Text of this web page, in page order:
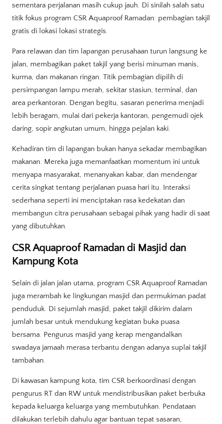
sementara perjalanan masih cukup jauh. Di sinilah salah satu
titik fokus program CSR Aquaproof Ramadan: pembagian takjil
gratis di lokasi lokasi strategis.
Para relawan dan tim lapangan perusahaan turun langsung ke
jalan, membagikan paket takjil yang berisi minuman manis,
kurma, dan makanan ringan. Titik pembagian dipilih di
persimpangan lampu merah, sekitar stasiun, terminal, dan
area perkantoran. Dengan begitu, sasaran penerima menjadi
lebih beragam, mulai dari pekerja kantoran, pengemudi ojek
daring, sopir angkutan umum, hingga pejalan kaki.
Kehadiran tim di lapangan bukan hanya sekadar membagikan
makanan. Mereka juga memanfaatkan momentum ini untuk
menyapa masyarakat, menanyakan kabar, dan mendengar
cerita singkat tentang perjalanan puasa hari itu. Interaksi
sederhana seperti ini menciptakan rasa kedekatan dan
membangun citra perusahaan sebagai pihak yang hadir di saat
yang dibutuhkan.
CSR Aquaproof Ramadan di Masjid dan
Kampung Kota
Selain di jalan jalan utama, program CSR Aquaproof Ramadan
juga merambah ke lingkungan masjid dan permukiman padat
penduduk. Di sejumlah masjid, paket takjil dikirim dalam
jumlah besar untuk mendukung kegiatan buka puasa
bersama. Pengurus masjid yang kerap mengandalkan
swadaya jamaah merasa terbantu dengan adanya suplai takjil
tambahan.
Di kawasan kampung kota, tim CSR berkoordinasi dengan
pengurus RT dan RW untuk mendistribusikan paket berbuka
kepada keluarga keluarga yang membutuhkan. Pendataan
dilakukan terlebih dahulu agar bantuan tepat sasaran,